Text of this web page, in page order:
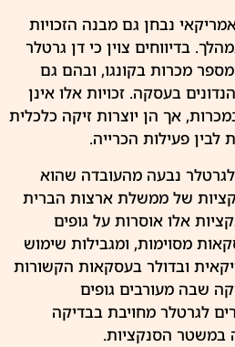
נבחן גם מבנה הזכויות
בדיווחים צוין כי דן גרטלר
מכרות בקונגו, ובהם גם
בעסקה. זכויות אלו אינן
אך הן יוצרות זיקה כלכלית
לבין פעילות הכרייה.
נבעה מהעובדה שהוא
שנת 2017 לסנקציות של ממשלת ארצות הברית
אלו אוסרות על גופים
מסוימות, ומגבילות שימוש
ובדולר בעסקאות הקשורות
שבה מעורבים גופים
לגרטלר מחויבת בבדיקה
במשטר הסנקציות.